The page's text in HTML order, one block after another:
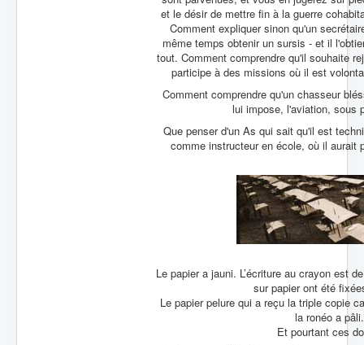
et le désir de mettre fin à la guerre
Comment expliquer sinon qu'un
même temps obtenir un sursis - et il
tout. Comment comprendre qu'il souhaite
participe à des missions où il est
Comment comprendre qu'un chasseur
lui impose, l'aviation, sous
Que penser d'un As qui sait qu'il est
comme instructeur en école, où il aurait
Le papier a jauni. L’écriture au crayon est
sur papier ont été
Le papier pelure qui a reçu la triple copie
la ronéo a
Et pourtant ces